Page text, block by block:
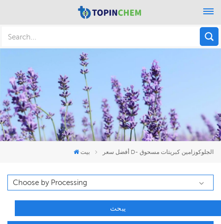
بيت أفضل سعر D- الجلوكوزامين كبريتات مسحوق
يبحث